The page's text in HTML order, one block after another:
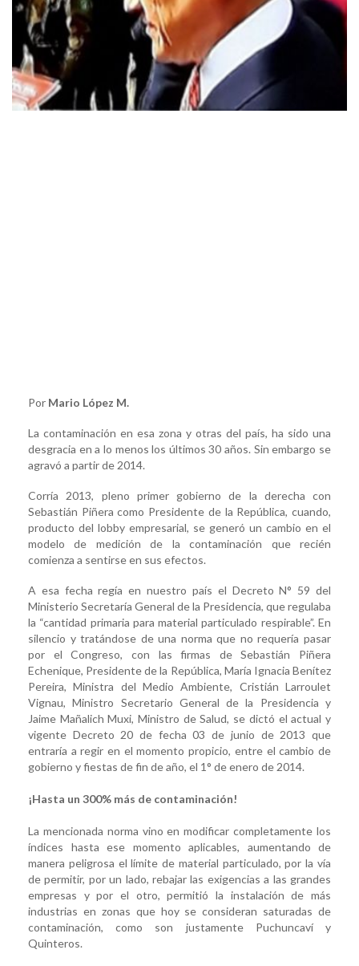
Por Mario López M.
La contaminación en esa zona y otras del país, ha sido una
desgracia en a lo menos los últimos 30 años. Sin embargo se
agravó a partir de 2014.
Corría 2013, pleno primer gobierno de la derecha con
Sebastián Piñera como Presidente de la República, cuando,
producto del lobby empresarial, se generó un cambio en el
modelo de medición de la contaminación que recién
comienza a sentirse en sus efectos.
A esa fecha regía en nuestro país el Decreto N° 59 del
Ministerio Secretaría General de la Presidencia, que regulaba
la “cantidad primaria para material particulado respirable”. En
silencio y tratándose de una norma que no requería pasar
por el Congreso, con las firmas de Sebastián Piñera
Echenique, Presidente de la República, María Ignacia Benítez
Pereira, Ministra del Medio Ambiente, Cristián Larroulet
Vignau, Ministro Secretario General de la Presidencia y
Jaime Mañalich Muxi, Ministro de Salud, se dictó el actual y
vigente Decreto 20 de fecha 03 de junio de 2013 que
entraría a regir en el momento propicio, entre el cambio de
gobierno y fiestas de fin de año, el 1° de enero de 2014.
¡Hasta un 300% más de contaminación!
La mencionada norma vino en modificar completamente los
índices hasta ese momento aplicables, aumentando de
manera peligrosa el límite de material particulado, por la vía
de permitir, por un lado, rebajar las exigencias a las grandes
empresas y por el otro, permitió la instalación de más
industrias en zonas que hoy se consideran saturadas de
contaminación, como son justamente Puchuncaví y
Quinteros.